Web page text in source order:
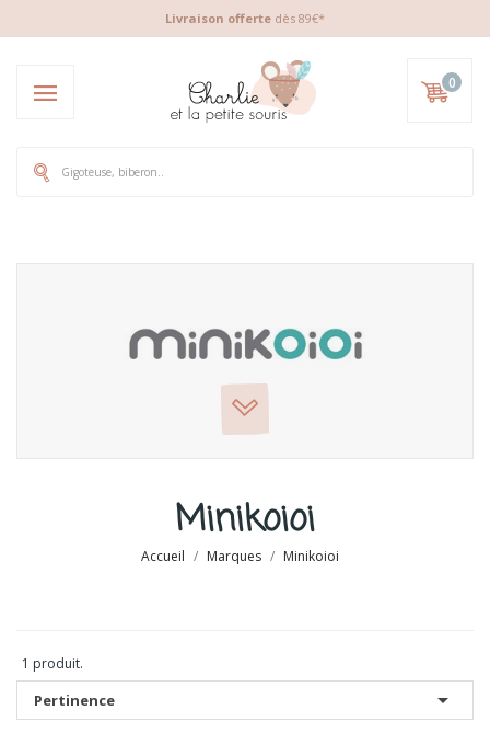
Livraison offerte dès 89€*
0
Minikoioi
Accueil Marques Minikoioi
1 produit.
Pertinence 